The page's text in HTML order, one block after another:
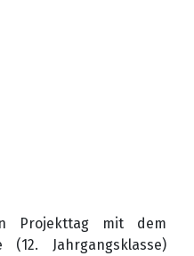
Projekttag mit dem
(12. Jahrgangsklasse)